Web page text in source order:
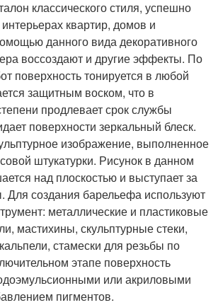
классического стиля, успешно
квартир, домов и
данного вида декоративного
воссоздают и другие эффекты. По
поверхность тонируется в любой
защитным воском, что в
продлевает срок службы
поверхности зеркальный блеск.
изображение, выполненное
штукатурки. Рисунок в данном
над плоскостью и выступает за
Для создания барельефа используют
металлические и пластиковые
мастихины, скульптурные стеки,
стамески для резьбы по
этапе поверхность
или акриловыми
пигментов.